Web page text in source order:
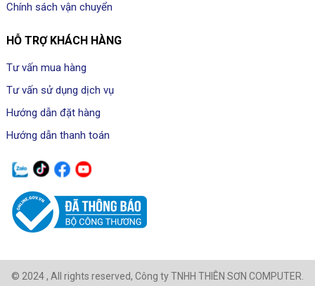
Chính sách vận chuyển
HỖ TRỢ KHÁCH HÀNG
Tư vấn mua hàng
Tư vấn sử dụng dịch vụ
Hướng dẫn đặt hàng
Hướng dẫn thanh toán
© 2024 , All rights reserved, Công ty TNHH THIÊN SƠN COMPUTER.